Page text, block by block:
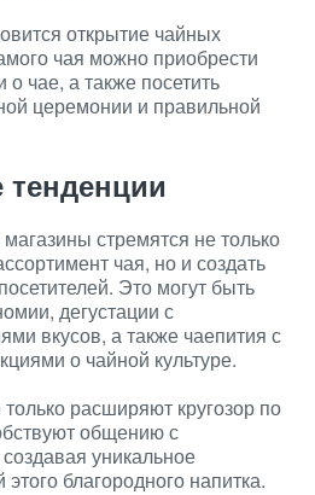
открытие чайных
чая можно приобрести
о чае, а также посетить
церемонии и правильной
стремятся не только
чая, но и создать
Это могут быть
дегустации с
вкусов, а также чаепития с
о чайной культуре.
расширяют кругозор по
общению с
уникальное
благородного напитка.